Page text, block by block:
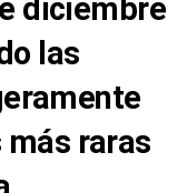
diciembre
las
raras